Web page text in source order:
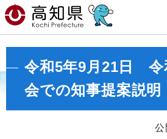
令和5年9月21日 令
会での知事提案説明
公